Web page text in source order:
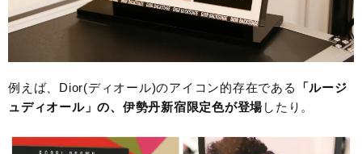
例えば、Dior(ディオール)のアイコン的存在である
「ルージ
ュディオール」の、伊勢丹新宿限定色が登場したり。